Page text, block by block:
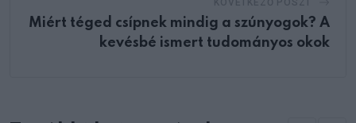
Miért téged csípnek mindig a szúnyogok? A
kevésbé ismert tudományos okok